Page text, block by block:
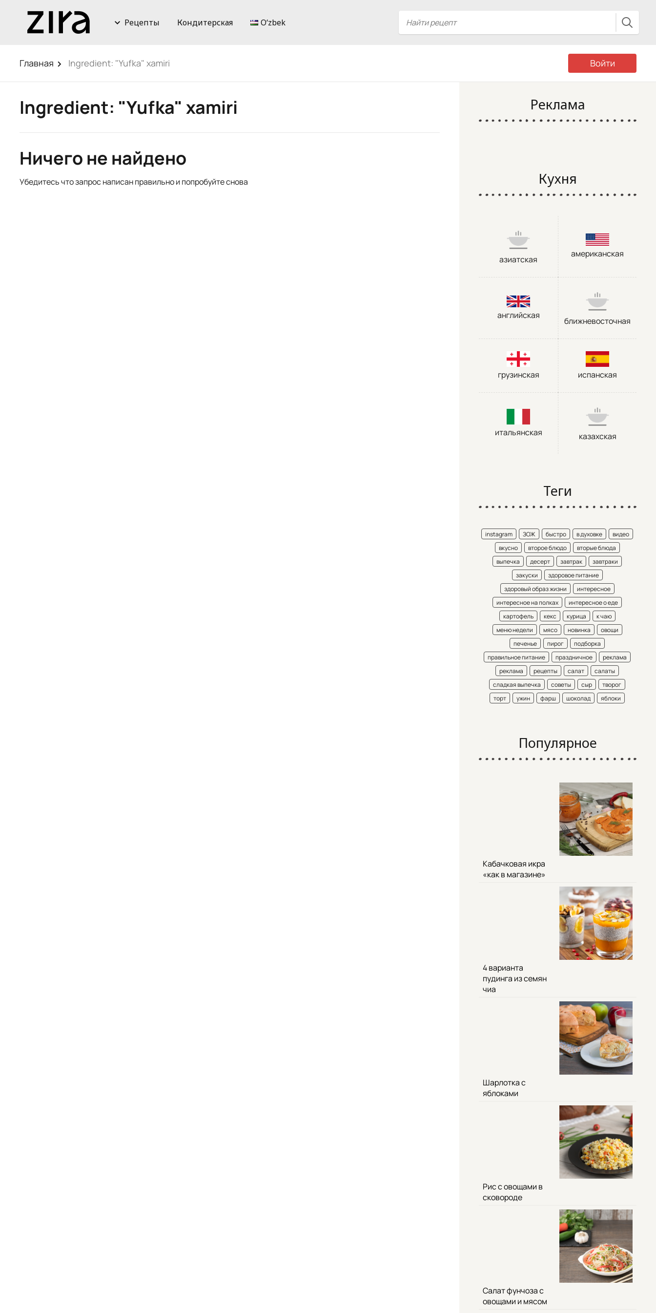
Рецепты Кондитерская Oʻzbek
Главная Ingredient: "Yufka" xamiri Войти
Ingredient: "Yufka" xamiri
Ничего не найдено
Убедитесь что запрос написан правильно и попробуйте снова
Реклама
Кухня
азиатская
американская
английская
ближневосточная
грузинская испанская
итальянская казахская
Теги
instagram ЗОЖ быстро в духовке
видео
вкусно
второе блюдо
вторые блюда
выпечка
десерт завтрак
завтраки
закуски
здоровое питание
здоровый образ жизни
интересное
интересное на полках
интересное о еде
картофель
кекс курица
к чаю
меню недели
мясо новинка
овощи
печенье
пирог
подборка
правильное питание
праздничное
реклама
реклама
рецепты салат
салаты
сладкая выпечка
советы сыр
творог
торт
ужин фарш шоколад яблоки
Популярное
Кабачковая икра
«как в магазине»
4 варианта
пудинга из семян
чиа
Шарлотка с
яблоками
Рис с овощами в
сковороде
Салат фунчоза с
овощами и мясом